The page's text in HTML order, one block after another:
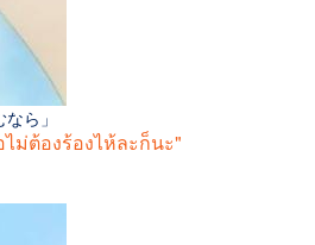
ら」
ม่ต้องร้องไห้ละก็นะ"